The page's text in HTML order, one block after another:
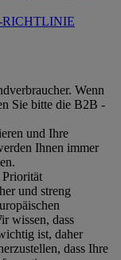
Wenn
Sie bitte die B2B -
und Ihre
Ihnen immer
Priorität
und streng
wissen, dass
ist, daher
dass Ihre